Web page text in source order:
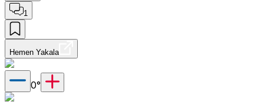
1
Hemen Yakala
0°